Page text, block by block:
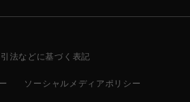
法などに基づく表記
ソーシャルメディアポリシー